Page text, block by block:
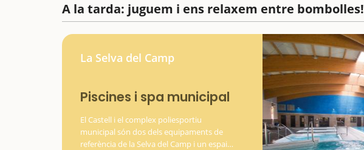
A la tarda: juguem i ens relaxem entre bombolles!
La Selva del Camp
Piscines i spa municipal
El Castell i el complex poliesportiu
municipal són dos dels equipaments de
referència de la Selva del Camp i un espai